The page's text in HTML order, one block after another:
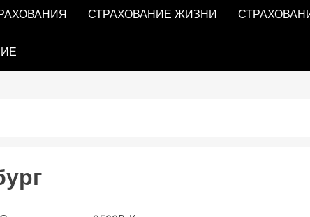
СТРАХОВАНИЕ ЖИЗНИ